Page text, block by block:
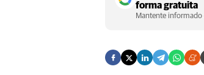
forma gratuita
Mantente